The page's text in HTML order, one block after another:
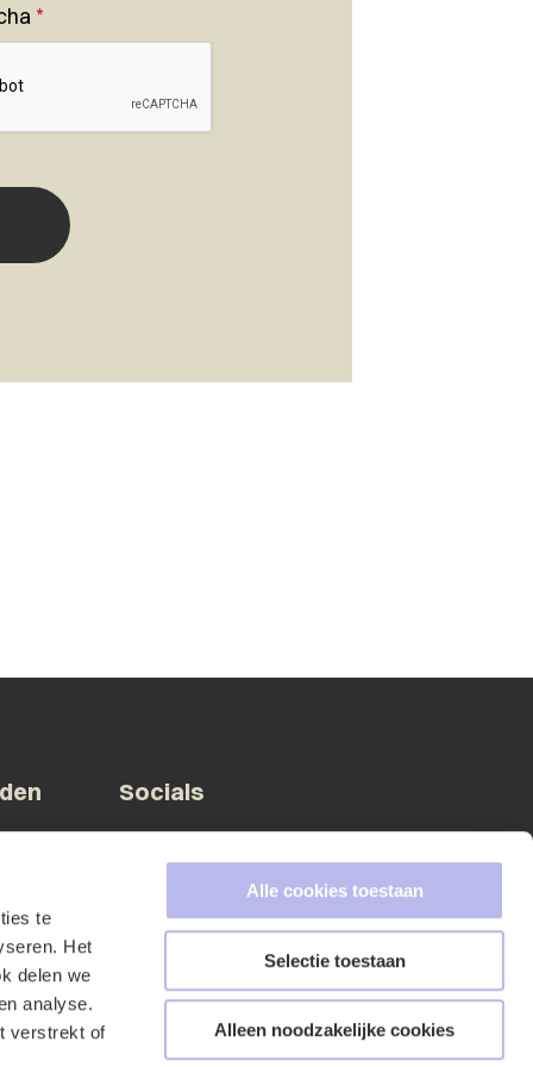
te
Het
delen we
analyse.
verstrekt of
Alle cookies toestaan
Selectie toestaan
Alleen noodzakelijke cookies
*
Socials
Facebook
Instagram
X (Twitter)